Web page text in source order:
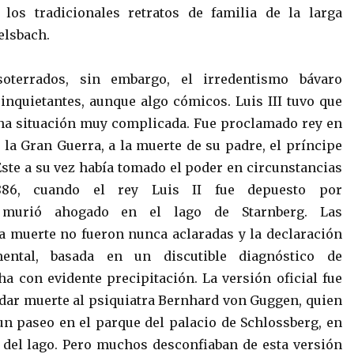
los tradicionales retratos de familia de la larga
sin embargo, el irredentismo bávaro
aunque algo cómicos. Luis III tuvo que
situación muy complicada. Fue proclamado rey en
la Gran Guerra, a la muerte de su padre, el príncipe
a su vez había tomado el poder en circunstancias
cuando el rey Luis II fue depuesto por
ahogado en el lago de Starnberg. Las
muerte no fueron nunca aclaradas y la declaración
basada en un discutible diagnóstico de
con evidente precipitación. La versión oficial fue
muerte al psiquiatra Bernhard von Guggen, quien
paseo en el parque del palacio de Schlossberg, en
lago. Pero muchos desconfiaban de esta versión